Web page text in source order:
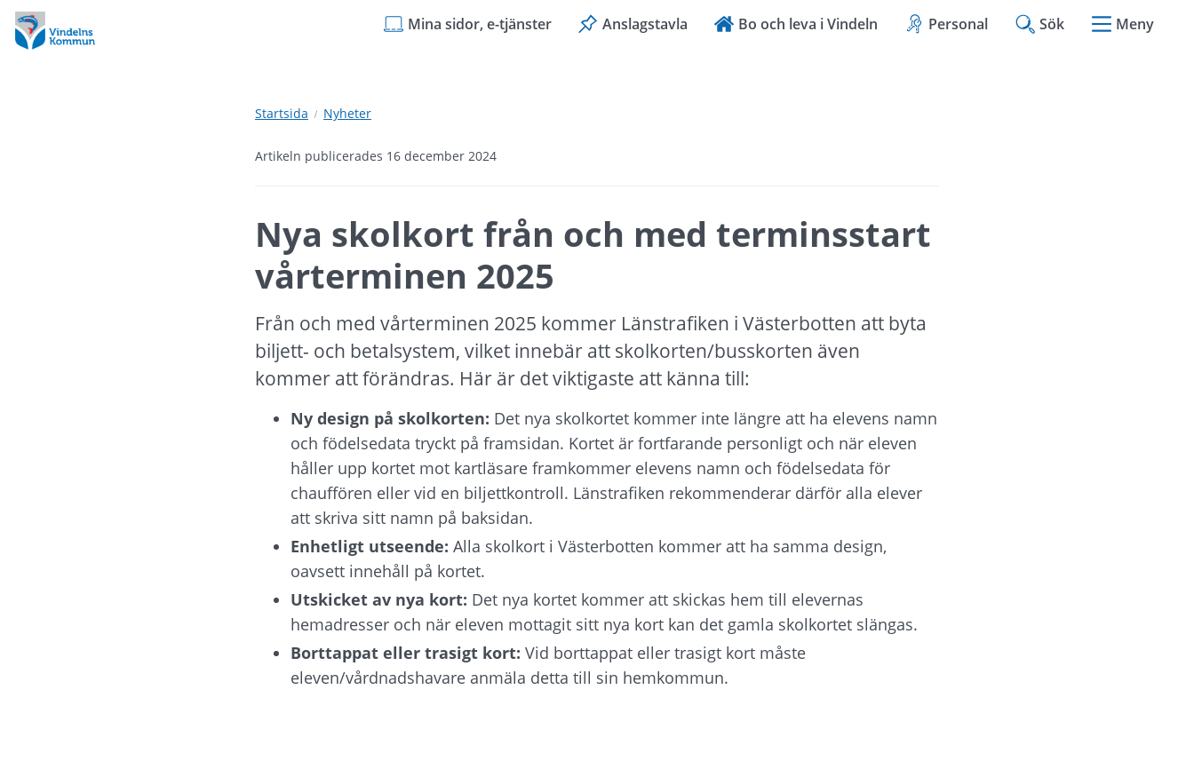
Hoppa
till
innehåll
Hoppa
till
undermeny
Mina sidor, e-tjänster Anslagstavla Bo och leva i Vindeln Personal Sök Meny
Startsida Nyheter
Artikeln publicerades 16 december 2024
Nya skolkort från och med terminsstart
vårterminen 2025
Från och med vårterminen 2025 kommer Länstrafiken i Västerbotten att byta
biljett- och betalsystem, vilket innebär att skolkorten/busskorten även
kommer att förändras. Här är det viktigaste att känna till:
Ny design på skolkorten: Det nya skolkortet kommer inte längre att ha elevens namn
och födelsedata tryckt på framsidan. Kortet är fortfarande personligt och när eleven
håller upp kortet mot kartläsare framkommer elevens namn och födelsedata för
chauffören eller vid en biljettkontroll. Länstrafiken rekommenderar därför alla elever
att skriva sitt namn på baksidan.
Enhetligt utseende: Alla skolkort i Västerbotten kommer att ha samma design,
oavsett innehåll på kortet.
Utskicket av nya kort: Det nya kortet kommer att skickas hem till elevernas
hemadresser och när eleven mottagit sitt nya kort kan det gamla skolkortet slängas.
Borttappat eller trasigt kort: Vid borttappat eller trasigt kort måste
eleven/vårdnadshavare anmäla detta till sin hemkommun.